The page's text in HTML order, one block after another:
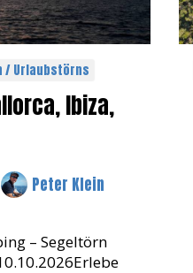
/ Urlaubstörns
Ibiza,
Peter Klein
– Segeltörn